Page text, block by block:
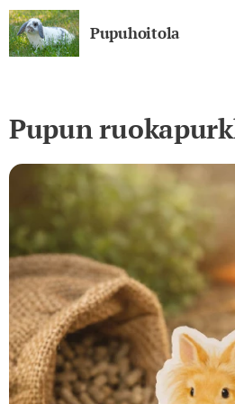
Pupuhoitola
Pupun